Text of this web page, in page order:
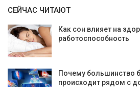
СЕЙЧАС ЧИТАЮТ
Как сон влияет на
работоспособность
Почему большинство
происходит рядом с